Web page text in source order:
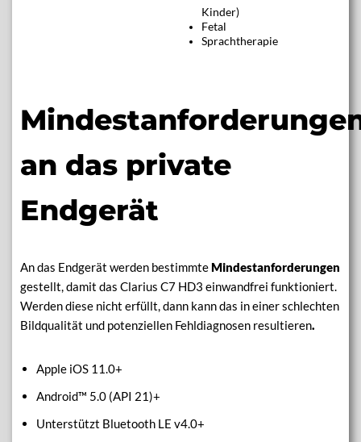
Kinder)
Fetal
Sprachtherapie
an das private
Endgerät
An das Endgerät werden bestimmteMindestanforderungen
gestellt, damit das Clarius C7 HD3 einwandfrei funktioniert.
Werden diese nicht erfüllt, dann kann das in einer schlechten
Bildqualität und potenziellen Fehldiagnosen resultieren.
Apple iOS 11.0+
Android™ 5.0 (API 21)+
Unterstützt Bluetooth LE v4.0+